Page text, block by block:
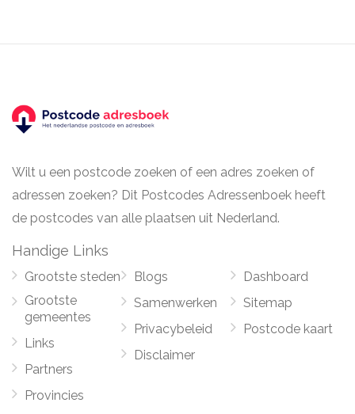
Wilt u een postcode zoeken of een adres zoeken of
adressen zoeken? Dit Postcodes Adressenboek heeft
de postcodes van alle plaatsen uit Nederland.
Handige Links
Grootste steden
Grootste
gemeentes
Links
Partners
Provincies
Blogs
Samenwerken
Privacybeleid
Disclaimer
Dashboard
Sitemap
Postcode kaart